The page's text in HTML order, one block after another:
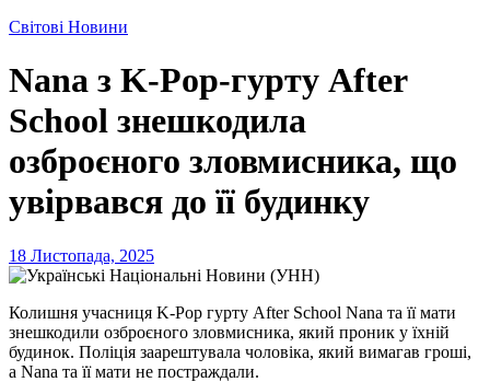
Світові Новини
Nana з K-Pop-гурту After
School знешкодила
озброєного зловмисника, що
увірвався до її будинку
18 Листопада, 2025
Колишня учасниця K-Pop гурту After School Nana та її мати
знешкодили озброєного зловмисника, який проник у їхній
будинок. Поліція заарештувала чоловіка, який вимагав гроші,
а Nana та її мати не постраждали.